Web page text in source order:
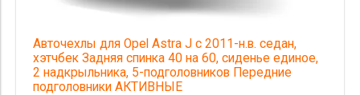
Авточехлы для Opel Astra J с 2011-н.в. седан,
хэтчбек Задняя спинка 40 на 60, сиденье единое,
2 надкрыльника, 5-подголовников Передние
подголовники АКТИВНЫЕ